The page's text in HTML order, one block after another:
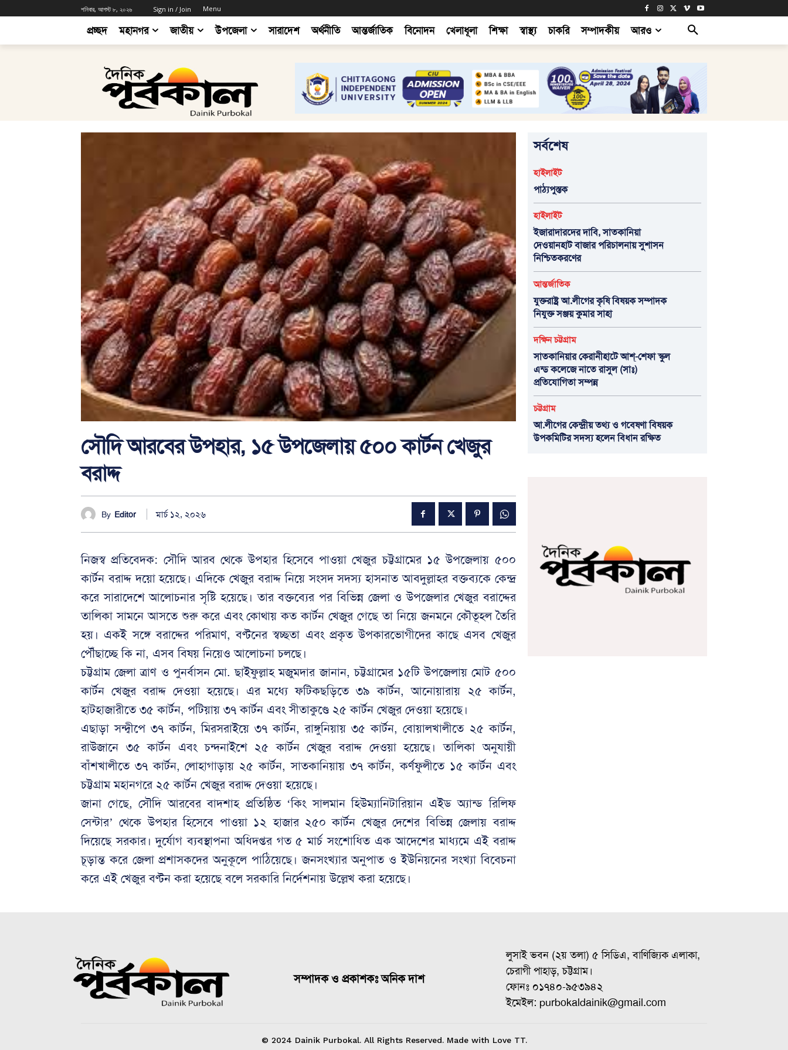
শনিবার, আগস্ট ৮, ২০২৬ Sign in / Join Menu
প্রচ্ছদ মহানগর জাতীয় উপজেলা সারাদেশ অর্থনীতি আন্তর্জাতিক বিনোদন খেলাধূলা শিক্ষা স্বাস্থ্য চাকরি সম্পাদকীয় আরও
সৌদি আরবের উপহার, ১৫ উপজেলায় ৫০০ কার্টন খেজুর
বরাদ্দ
By Editor মার্চ ১২, ২০২৬
নিজস্ব প্রতিবেদক: সৌদি আরব থেকে উপহার হিসেবে পাওয়া খেজুর চট্টগ্রামের ১৫ উপজেলায় ৫০০
কার্টন বরাদ্দ দয়ো হয়েছে। এদিকে খেজুর বরাদ্দ নিয়ে সংসদ সদস্য হাসনাত আবদুল্লাহর বক্তব্যকে কেন্দ্র
করে সারাদেশে আলোচনার সৃষ্টি হয়েছে। তার বক্তব্যের পর বিভিন্ন জেলা ও উপজেলার খেজুর বরাদ্দের
তালিকা সামনে আসতে শুরু করে এবং কোথায় কত কার্টন খেজুর গেছে তা নিয়ে জনমনে কৌতূহল তৈরি
হয়। একই সঙ্গে বরাদ্দের পরিমাণ, বণ্টনের স্বচ্ছতা এবং প্রকৃত উপকারভোগীদের কাছে এসব খেজুর
পৌঁছাচ্ছে কি না, এসব বিষয় নিয়েও আলোচনা চলছে।
চট্টগ্রাম জেলা ত্রাণ ও পুনর্বাসন মো. ছাইফুল্লাহ মজুমদার জানান, চট্টগ্রামের ১৫টি উপজেলায় মোট ৫০০
কার্টন খেজুর বরাদ্দ দেওয়া হয়েছে। এর মধ্যে ফটিকছড়িতে ৩৯ কার্টন, আনোয়ারায় ২৫ কার্টন,
হাটহাজারীতে ৩৫ কার্টন, পটিয়ায় ৩৭ কার্টন এবং সীতাকুণ্ডে ২৫ কার্টন খেজুর দেওয়া হয়েছে।
এছাড়া সন্দ্বীপে ৩৭ কার্টন, মিরসরাইয়ে ৩৭ কার্টন, রাঙ্গুনিয়ায় ৩৫ কার্টন, বোয়ালখালীতে ২৫ কার্টন,
রাউজানে ৩৫ কার্টন এবং চন্দনাইশে ২৫ কার্টন খেজুর বরাদ্দ দেওয়া হয়েছে। তালিকা অনুযায়ী
বাঁশখালীতে ৩৭ কার্টন, লোহাগাড়ায় ২৫ কার্টন, সাতকানিয়ায় ৩৭ কার্টন, কর্ণফুলীতে ১৫ কার্টন এবং
চট্টগ্রাম মহানগরে ২৫ কার্টন খেজুর বরাদ্দ দেওয়া হয়েছে।
জানা গেছে, সৌদি আরবের বাদশাহ প্রতিষ্ঠিত ‘কিং সালমান হিউম্যানিটারিয়ান এইড অ্যান্ড রিলিফ
সেন্টার’ থেকে উপহার হিসেবে পাওয়া ১২ হাজার ২৫০ কার্টন খেজুর দেশের বিভিন্ন জেলায় বরাদ্দ
দিয়েছে সরকার। দুর্যোগ ব্যবস্থাপনা অধিদপ্তর গত ৫ মার্চ সংশোধিত এক আদেশের মাধ্যমে এই বরাদ্দ
চূড়ান্ত করে জেলা প্রশাসকদের অনুকূলে পাঠিয়েছে। জনসংখ্যার অনুপাত ও ইউনিয়নের সংখ্যা বিবেচনা
করে এই খেজুর বণ্টন করা হয়েছে বলে সরকারি নির্দেশনায় উল্লেখ করা হয়েছে।
সর্বশেষ
হাইলাইট
পাঠ্যপুস্তক
হাইলাইট
ইজারাদারদের দাবি, সাতকানিয়া
দেওয়ানহাট বাজার পরিচালনায় সুশাসন
নিশ্চিতকরণের
আন্তর্জাতিক
যুক্তরাষ্ট্র আ.লীগের কৃষি বিষয়ক সম্পাদক
নিযুক্ত সঞ্জয় কুমার সাহা
দক্ষিন চট্টগ্রাম
সাতকানিয়ার কেরানীহাটে আশ্-শেফা স্কুল
এন্ড কলেজে নাতে রাসুল (সাঃ)
প্রতিযোগিতা সম্পন্ন
চট্টগ্রাম
আ.লীগের কেন্দ্রীয় তথ্য ও গবেষণা বিষয়ক
উপকমিটির সদস্য হলেন বিধান রক্ষিত
সম্পাদক ও প্রকাশকঃ অনিক দাশ
লুসাই ভবন (২য় তলা) ৫ সিডিএ, বাণিজ্যিক এলাকা,
চেরাগী পাহাড়, চট্টগ্রাম।
ফোনঃ ০১৭৪০-৯৫৩৯৪২
ইমেইল: purbokaldainik@gmail.com
© 2024 Dainik Purbokal. All Rights Reserved. Made with Love TT.